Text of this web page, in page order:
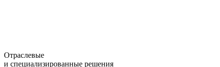
Отраслевые
и специализированные решения